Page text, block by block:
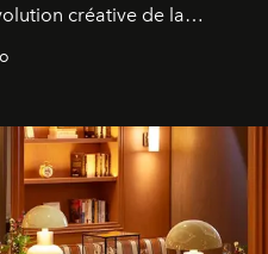
créative de la